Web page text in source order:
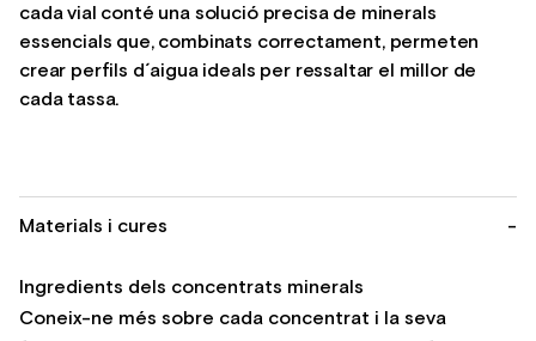
cada vial conté una solució precisa de minerals
essencials que, combinats correctament, permeten
crear perfils d´aigua ideals per ressaltar el millor de
cada tassa.
Materials i cures -
Ingredients dels concentrats minerals
Coneix-ne més sobre cada concentrat i la seva